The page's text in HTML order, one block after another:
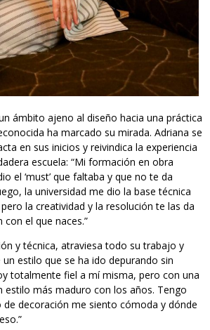
ámbito ajeno al diseño hacia una práctica
ha marcado su mirada. Adriana se
en sus inicios y reivindica la experiencia
escuela: “Mi formación en obra
el ‘must’ que faltaba y que no te da
la universidad me dio la base técnica
la creatividad y la resolución te las da
con el que naces.”
y técnica, atraviesa todo su trabajo y
estilo que se ha ido depurando sin
totalmente fiel a mí misma, pero con una
estilo más maduro con los años. Tengo
decoración me siento cómoda y dónde